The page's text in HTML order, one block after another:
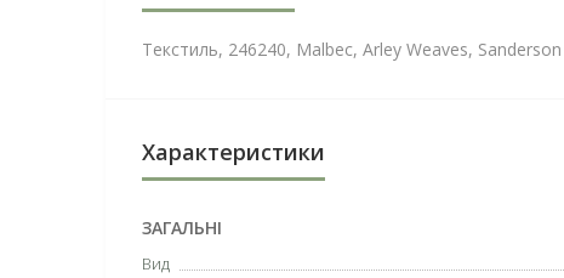
Текстиль, 246240, Malbec, Arley Weaves, Sanderson
Характеристики
ЗАГАЛЬНІ
Вид